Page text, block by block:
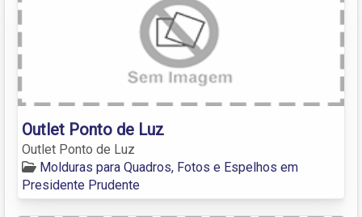
Outlet Ponto de Luz
Outlet Ponto de Luz
Molduras para Quadros, Fotos e Espelhos em
Presidente Prudente